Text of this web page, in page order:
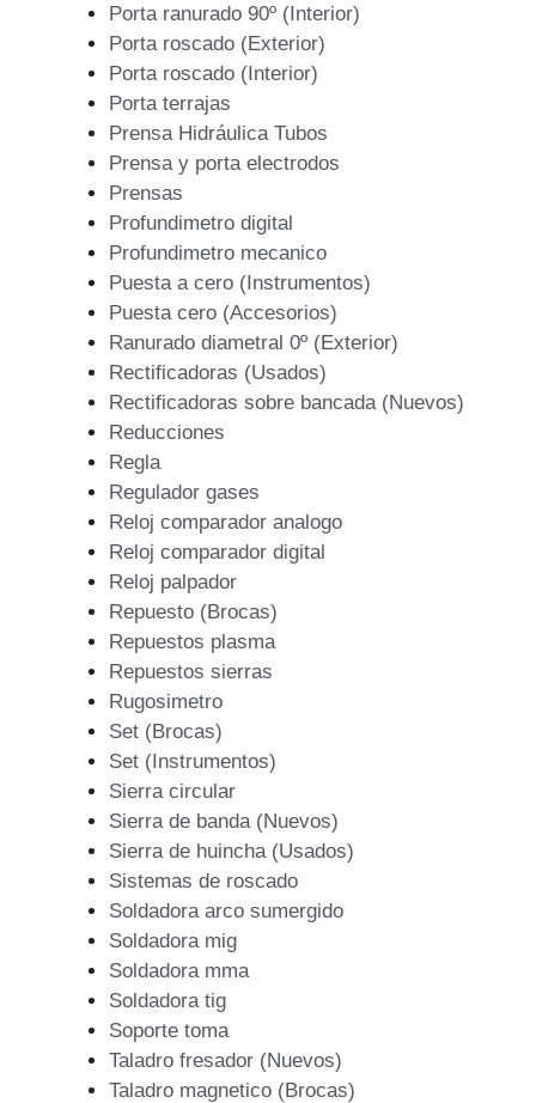
Porta ranurado 90º (Interior)
Porta roscado (Exterior)
Porta roscado (Interior)
Porta terrajas
Prensa Hidráulica Tubos
Prensa y porta electrodos
Prensas
Profundimetro digital
Profundimetro mecanico
Puesta a cero (Instrumentos)
Puesta cero (Accesorios)
Ranurado diametral 0º (Exterior)
Rectificadoras (Usados)
Rectificadoras sobre bancada (Nuevos)
Reducciones
Regla
Regulador gases
Reloj comparador analogo
Reloj comparador digital
Reloj palpador
Repuesto (Brocas)
Repuestos plasma
Repuestos sierras
Rugosimetro
Set (Brocas)
Set (Instrumentos)
Sierra circular
Sierra de banda (Nuevos)
Sierra de huincha (Usados)
Sistemas de roscado
Soldadora arco sumergido
Soldadora mig
Soldadora mma
Soldadora tig
Soporte toma
Taladro fresador (Nuevos)
Taladro magnetico (Brocas)